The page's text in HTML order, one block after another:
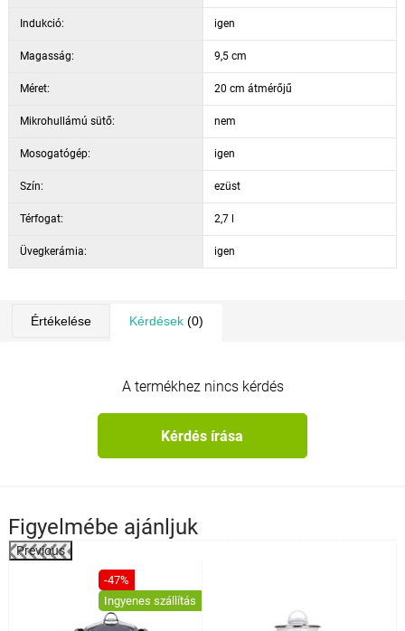
Indukció: igen
Magasság: 9,5 cm
Méret: 20 cm átmérőjű
Mikrohullámú sütő: nem
Mosogatógép: igen
Szín: ezüst
Térfogat: 2,7 l
Üvegkerámia: igen
Értékelése Kérdések(0)
A termékhez nincs kérdés
Kérdés írása
Figyelmébe ajánljuk
Previous
-47%
Ingyenes szállítás